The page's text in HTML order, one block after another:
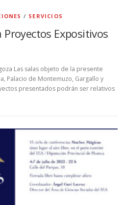
/ SERVICIOS
Expositivos
Las salas objeto de la presente
Palacio de Montemuzo, Gargallo y
presentados podrán ser relativos